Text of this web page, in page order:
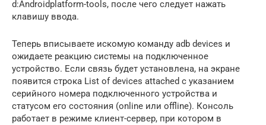
d:Androidplatform-tools, после чего следует нажать
клавишу ввода.
Теперь вписываете искомую команду adb devices и
ожидаете реакцию системы на подключенное
устройство. Если связь будет установлена, на экране
появится строка List of devices attached с указанием
серийного номера подключенного устройства и
статусом его состояния (online или offline). Консоль
работает в режиме клиент-сервер, при котором в